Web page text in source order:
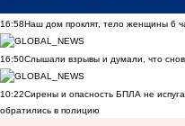
16:58Наш дом проклят, тело женщины 6
16:50Слышали взрывы и думали, что
10:22Сирены и опасность БПЛА не
обратились в полицию